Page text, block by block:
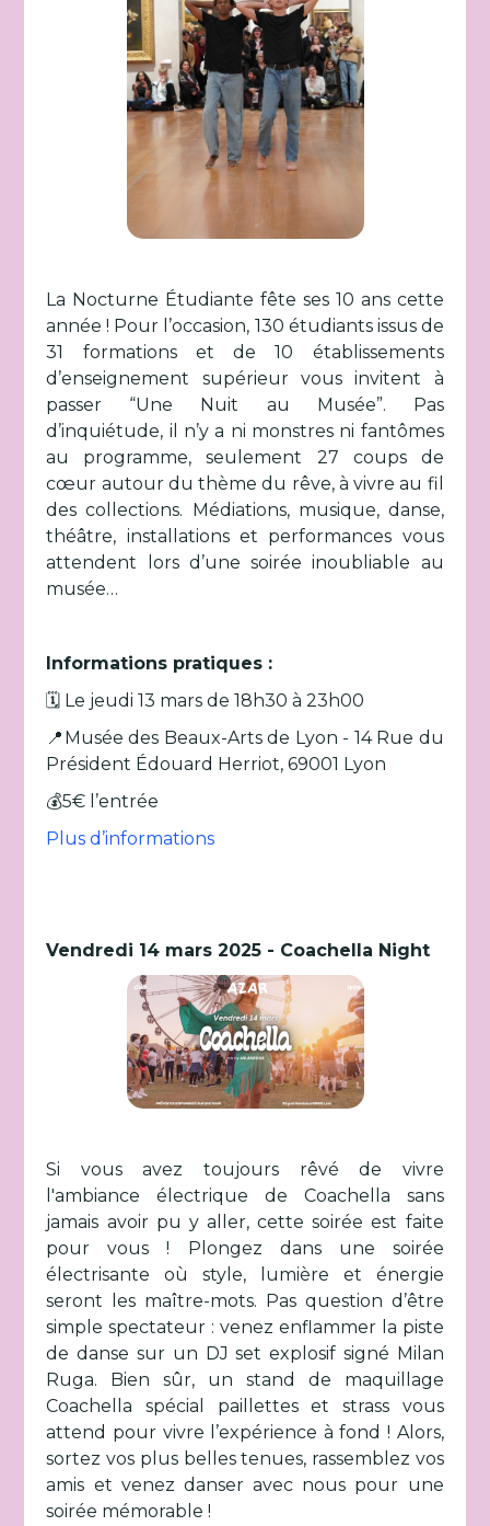
La Nocturne Étudiante fête ses 10 ans cette
année ! Pour l’occasion, 130 étudiants issus de
31 formations et de 10 établissements
d’enseignement supérieur vous invitent à
passer “Une Nuit au Musée”. Pas
d’inquiétude, il n’y a ni monstres ni fantômes
au programme, seulement 27 coups de
cœur autour du thème du rêve, à vivre au fil
des collections. Médiations, musique, danse,
théâtre, installations et performances vous
attendent lors d’une soirée inoubliable au
musée…
Informations pratiques :
🗓️ Le jeudi 13 mars de 18h30 à 23h00
📍Musée des Beaux-Arts de Lyon - 14 Rue du
Président Édouard Herriot, 69001 Lyon
💰5€ l’entrée
Plus d’informations
Vendredi 14 mars 2025 - Coachella Night
Si vous avez toujours rêvé de vivre
l'ambiance électrique de Coachella sans
jamais avoir pu y aller, cette soirée est faite
pour vous ! Plongez dans une soirée
électrisante où style, lumière et énergie
seront les maître-mots. Pas question d’être
simple spectateur : venez enflammer la piste
de danse sur un DJ set explosif signé Milan
Ruga. Bien sûr, un stand de maquillage
Coachella spécial paillettes et strass vous
attend pour vivre l’expérience à fond ! Alors,
sortez vos plus belles tenues, rassemblez vos
amis et venez danser avec nous pour une
soirée mémorable !